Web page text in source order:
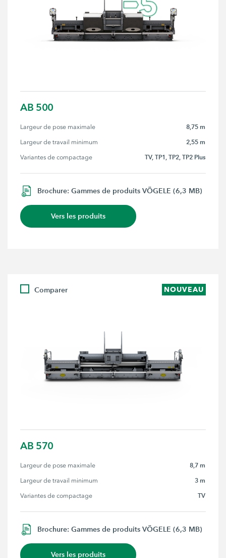
AB 500
Largeur de pose maximale 8,75 m
Largeur de travail minimum 2,55 m
Variantes de compactage TV, TP1, TP2, TP2 Plus
Brochure: Gammes de produits VÖGELE (6,3 MB)
Vers les produits
Comparer NOUVEAU
AB 570
Largeur de pose maximale 8,7 m
Largeur de travail minimum 3 m
Variantes de compactage TV
Brochure: Gammes de produits VÖGELE (6,3 MB)
Vers les produits